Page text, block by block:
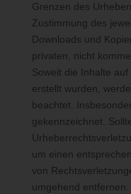
Grenzen des
Zustimmung des
Downloads und
privaten, nicht
Soweit die Inhalte
erstellt wurden,
beachtet.
gekennzeichnet.
um einen
von
umgehend entfernen.
c) Verarbeitung
Verarbeitung ist jeder mit
Verfahren ausgeführte
im Zusammenhang mit
Übermittlung,
Bereitstellung, den
Einschränkung, das
d)